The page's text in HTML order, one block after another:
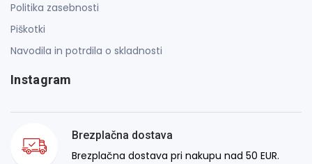
Politika zasebnosti
Piškotki
Navodila in potrdila o skladnosti
Instagram
Brezplačna dostava
Brezplačna dostava pri nakupu nad 50 EUR.